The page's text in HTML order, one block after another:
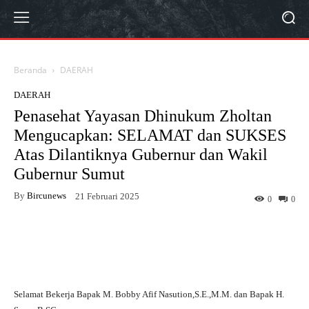
Beranda DAERAH
DAERAH
Penasehat Yayasan Dhinukum Zholtan
Mengucapkan: SELAMAT dan SUKSES
Atas Dilantiknya Gubernur dan Wakil
Gubernur Sumut
By Bircunews 21 Februari 2025 0
0
Selamat Bekerja Bapak M. Bobby Afif Nasution,S.E.,M.M. dan Bapak H.